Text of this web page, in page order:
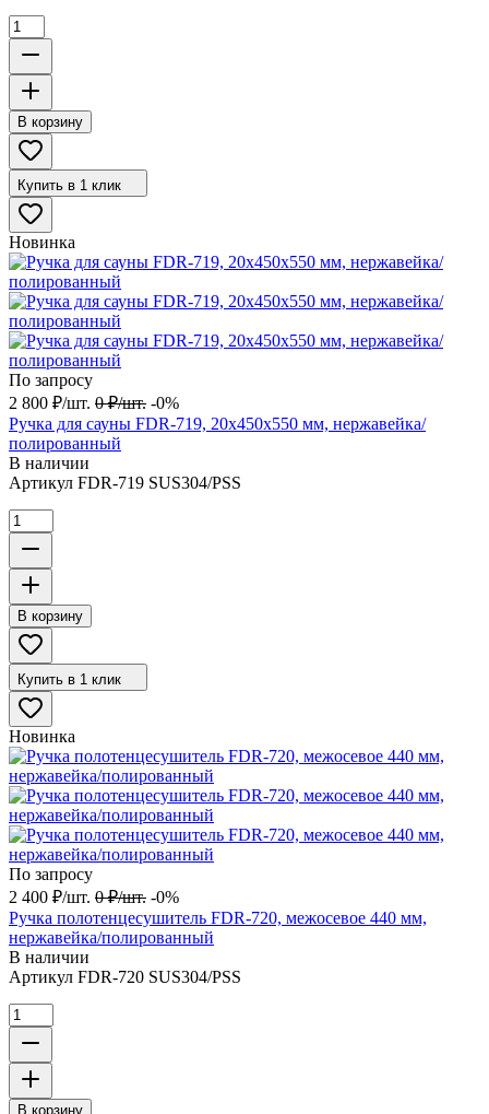
В корзину
Купить в 1 клик
Новинка
По запросу
2 800 ₽/шт. 0 ₽/шт. -0%
Ручка для сауны FDR-719, 20х450х550 мм, нержавейка/
полированный
В наличии
Артикул FDR-719 SUS304/PSS
В корзину
Купить в 1 клик
Новинка
По запросу
2 400 ₽/шт. 0 ₽/шт. -0%
Ручка полотенцесушитель FDR-720, межосевое 440 мм,
нержавейка/полированный
В наличии
Артикул FDR-720 SUS304/PSS
В корзину